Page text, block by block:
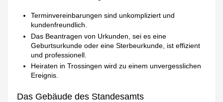
Terminvereinbarungen sind unkompliziert und
kundenfreundlich.
Das Beantragen von Urkunden, sei es eine
Geburtsurkunde oder eine Sterbeurkunde, ist effizient
und professionell.
Heiraten in Trossingen wird zu einem unvergesslichen
Ereignis.
Das Gebäude des Standesamts